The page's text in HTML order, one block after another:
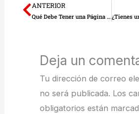
Prev
ANTERIOR
Qué Debe Tener una Página Web Inmobiliaria para Atraer Compradores Serios (Guía Completa)
Deja un
Tu dirección de correo
no será publicada. Los
obligatorios están